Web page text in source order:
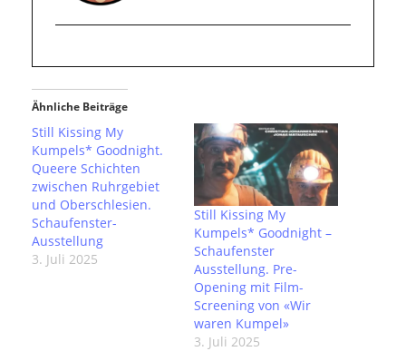
Ähnliche Beiträge
Still Kissing My
Kumpels* Goodnight.
Queere Schichten
zwischen Ruhrgebiet
und Oberschlesien.
Schaufenster-
Ausstellung
3. Juli 2025
Still Kissing My
Kumpels* Goodnight –
Schaufenster
Ausstellung. Pre-
Opening mit Film-
Screening von «Wir
waren Kumpel»
3. Juli 2025